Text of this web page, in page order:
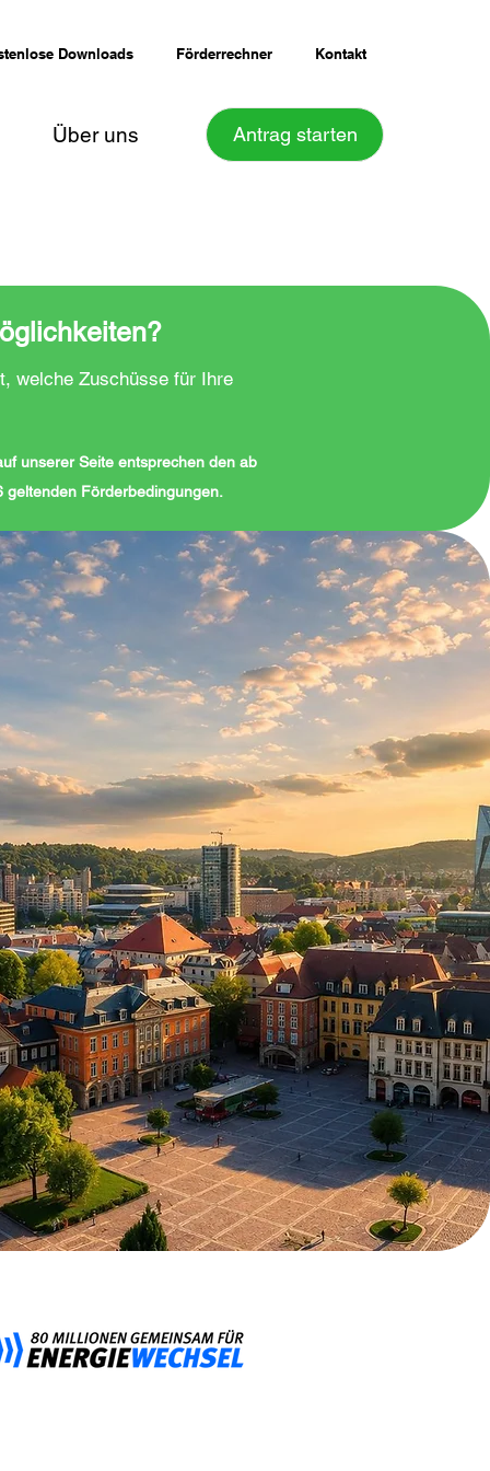
Downloads Förderrechner Kontakt
Über uns Antrag starten
welche Zuschüsse für Ihre
unserer Seite entsprechen den ab
geltenden Förderbedingungen.